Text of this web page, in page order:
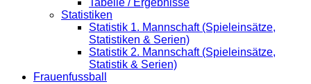
Tabelle / Ergebnisse
Statistiken
Statistik 1. Mannschaft (Spieleinsätze,
Statistiken & Serien)
Statistik 2. Mannschaft (Spieleinsätze,
Statistik & Serien)
Frauenfussball